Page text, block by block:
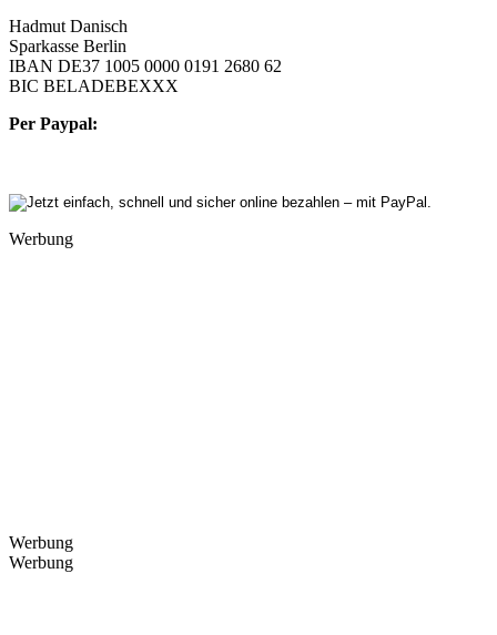
Hadmut Danisch
Sparkasse Berlin
IBAN DE37 1005 0000 0191 2680 62
BIC BELADEBEXXX
Per Paypal:
Werbung
Werbung
Werbung